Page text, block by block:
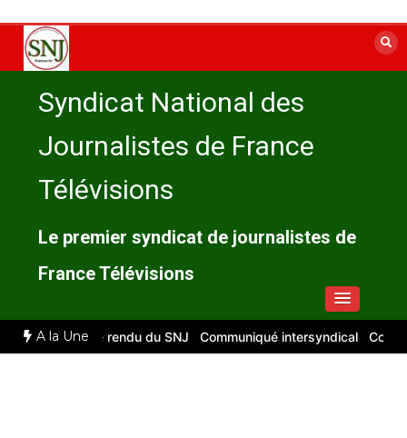
contenu
Syndicat National des
Journalistes de France
Télévisions
Le premier syndicat de journalistes de
France Télévisions
A la Une
: compte rendu du SNJ Communiqué intersyndical Compte-